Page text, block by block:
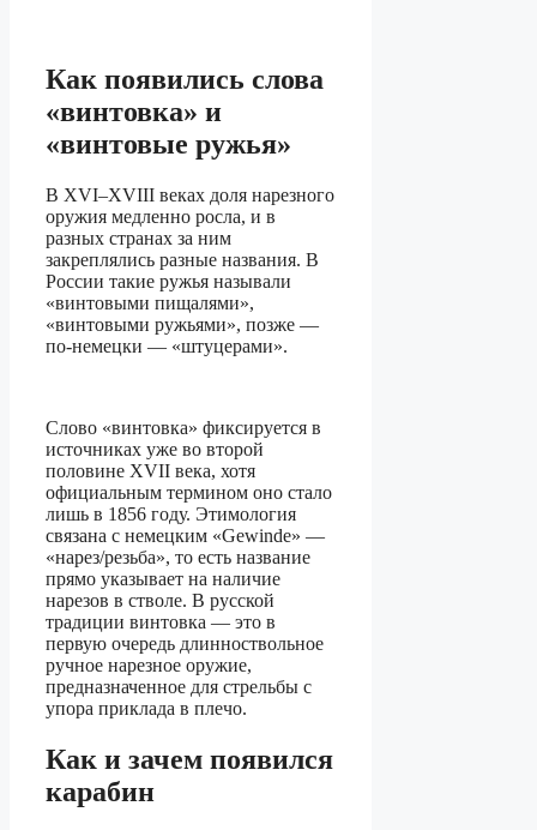
Как появились слова
«винтовка» и
«винтовые ружья»
В XVI–XVIII веках доля нарезного
оружия медленно росла, и в
разных странах за ним
закреплялись разные названия. В
России такие ружья называли
«винтовыми пищалями»,
«винтовыми ружьями», позже —
по-немецки — «штуцерами».
Слово «винтовка» фиксируется в
источниках уже во второй
половине XVII века, хотя
официальным термином оно стало
лишь в 1856 году. Этимология
связана с немецким «Gewinde» —
«нарез/резьба», то есть название
прямо указывает на наличие
нарезов в стволе. В русской
традиции винтовка — это в
первую очередь длинноствольное
ручное нарезное оружие,
предназначенное для стрельбы с
упора приклада в плечо.
Как и зачем появился
карабин